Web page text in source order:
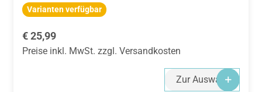
Varianten verfügbar
Regulärer Preis:
€ 25,99
Preise inkl. MwSt. zzgl. Versandkosten
Zur Auswahl